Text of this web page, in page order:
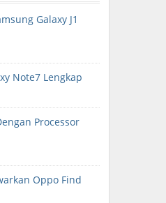
Galaxy J1
Note7 Lengkap
Processor
Oppo Find